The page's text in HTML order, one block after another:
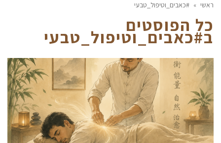
ראשי » #כאבים_וטיפול_טבעי
כל הפוסטים
ב#כאבים_וטיפול_טבעי